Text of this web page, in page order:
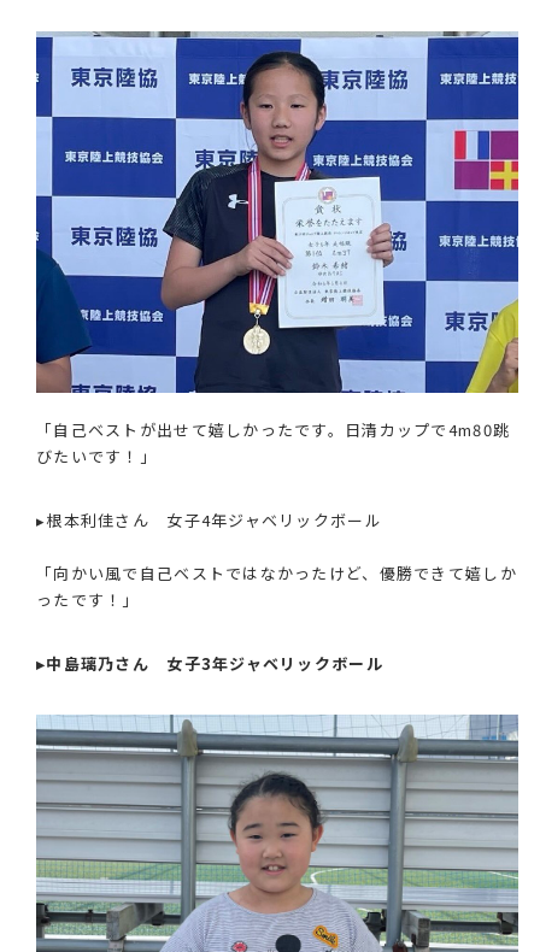
「自己ベストが出せて嬉しかったです。日清カップで4m80跳
びたいです！」
▸根本利佳さん 女子4年ジャベリックボール
「向かい風で自己ベストではなかったけど、優勝できて嬉しか
ったです！」
▸中島璃乃さん 女子3年ジャベリックボール